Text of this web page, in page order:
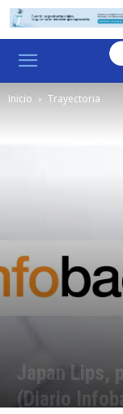
Inicio Trayectoria
Japan Lips,
(Diario